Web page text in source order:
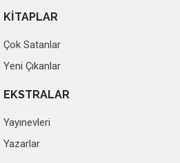
KİTAPLAR
Çok Satanlar
Yeni Çıkanlar
EKSTRALAR
Yayınevleri
Yazarlar